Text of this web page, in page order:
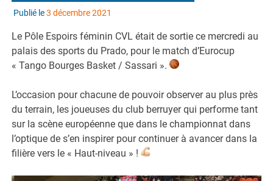
Publié le3 décembre 2021
Le Pôle Espoirs féminin CVL était de sortie ce mercredi au
palais des sports du Prado, pour le match d’Eurocup
« Tango Bourges Basket / Sassari ».
L’occasion pour chacune de pouvoir observer au plus près
du terrain, les joueuses du club berruyer qui performe tant
sur la scène européenne que dans le championnat dans
l’optique de s’en inspirer pour continuer à avancer dans la
filière vers le « Haut-niveau » !